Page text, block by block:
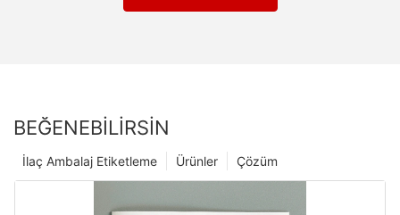
BEĞENEBILIRSIN
Çözüm
Ürünler
İlaç Ambalaj Etiketleme